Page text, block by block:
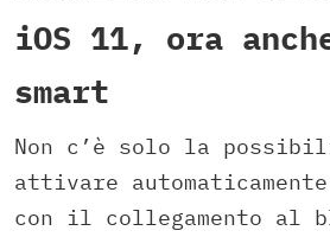
iOS 11, ora
smart
Non c’è solo la
attivare
con il collegamento al